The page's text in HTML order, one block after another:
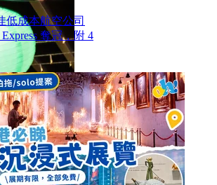
低成本航空公司
奪冠，附 4